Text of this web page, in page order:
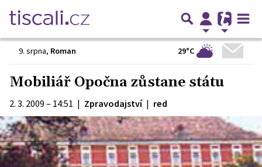
9. srpna, Roman 29°C
Mobiliář Opočna zůstane státu
2. 3. 2009 – 14:51 | Zpravodajství | red